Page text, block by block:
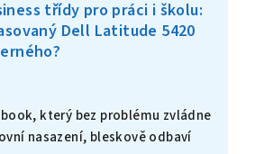
třídy pro práci i školu:
Dell Latitude 5420
který bez problému zvládne
nasazení, bleskově odbaví